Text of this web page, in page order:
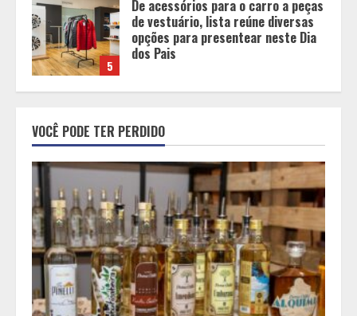
1
BH será a Capital da Cachaça com a
Expocachaça
2
Cristo Redentor se iluminou na cor
laranja
3
A ordem dos alimentos importa.
Mas nem sempre da mesma forma
VOCÊ PODE TER PERDIDO